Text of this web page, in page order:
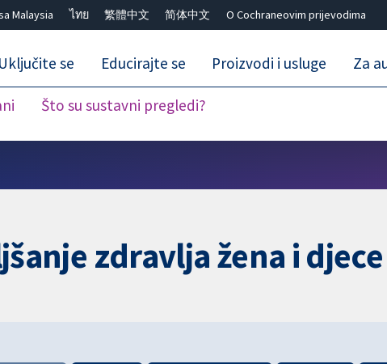
Malaysia ไทย 繁體中文 简体中文 O Cochraneovim prijevodima
Što su sustavni pregledi?
Uključite se Educirajte se Proizvodi i usluge Za
zdravlja žena i djece